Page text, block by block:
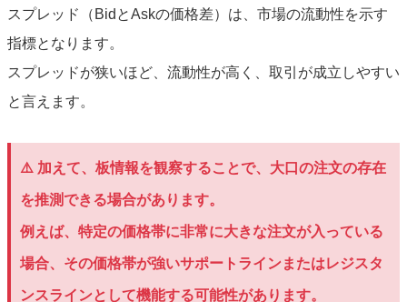
スプレッド（BidとAskの価格差）は、市場の流動性を示す
指標となります。
スプレッドが狭いほど、流動性が高く、取引が成立しやすい
と言えます。
⚠️ 加えて、板情報を観察することで、大口の注文の存在
を推測できる場合があります。
例えば、特定の価格帯に非常に大きな注文が入っている
場合、その価格帯が強いサポートラインまたはレジスタ
ンスラインとして機能する可能性があります。